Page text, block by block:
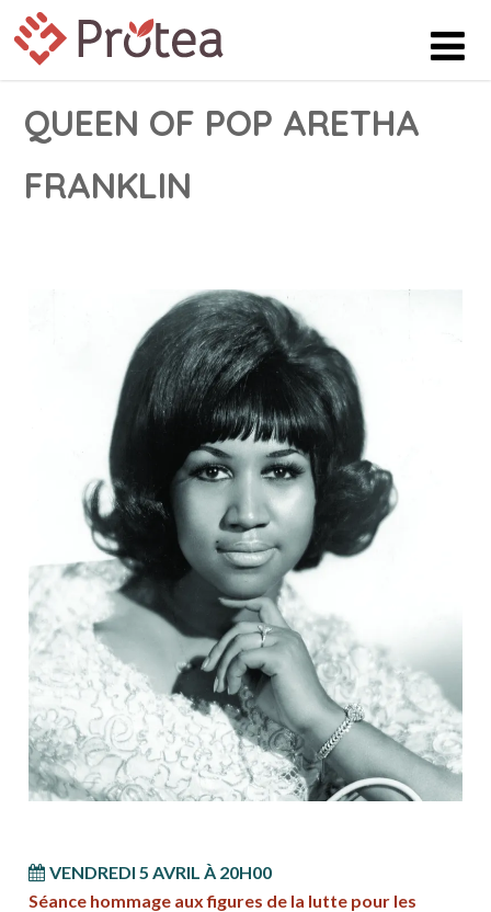
QUEEN OF POP ARETHA
FRANKLIN
VENDREDI 5 AVRIL À 20H00
Séance hommage aux figures de la lutte pour les